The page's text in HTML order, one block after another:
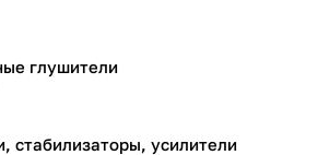
глушители
стабилизаторы, усилители